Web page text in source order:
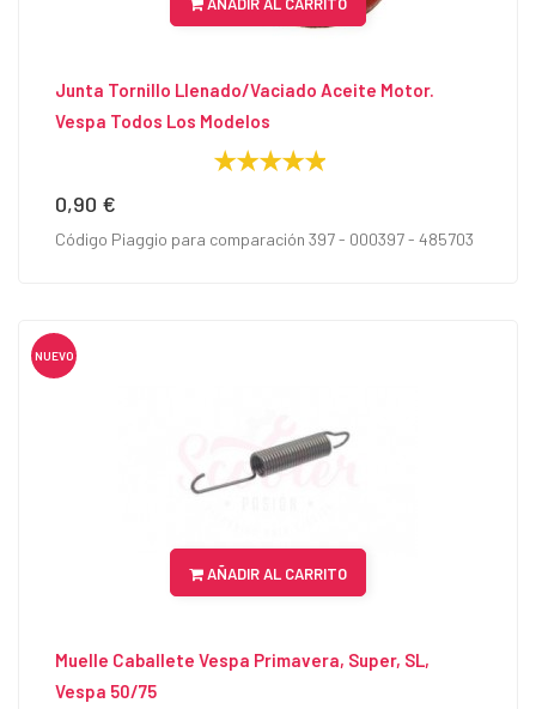
Junta Tornillo Llenado/Vaciado Aceite Motor.
Vespa Todos Los Modelos
Precio
0,90 €
Código Piaggio para comparación 397 - 000397 - 485703
NUEVO
AÑADIR AL CARRITO
Muelle Caballete Vespa Primavera, Super, SL,
Vespa 50/75